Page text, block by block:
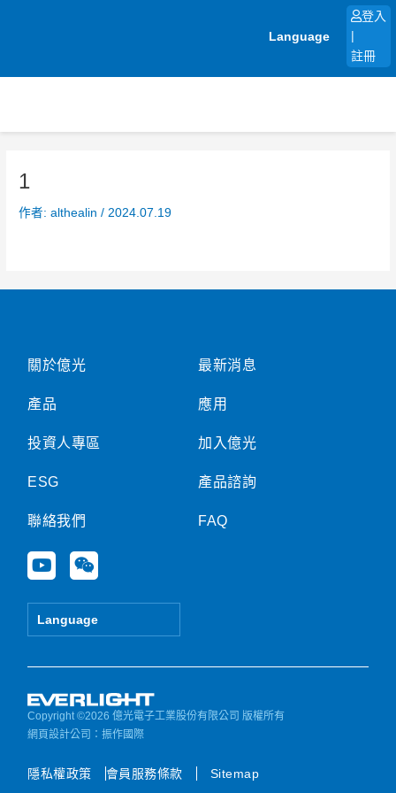
Language
登入
註冊
1
作者:althealin/ 2024.07.19
關於億光
產品
投資人專區
ESG
聯絡我們
Y
o
u
e
W
e
i
Language
最新消息
應用
加入億光
產品諮詢
FAQ
Copyright ©2026 億光電子工業股份有限公司 版權所有
網頁設計公司 ：振作國際
隱私權政策 會員服務條款 Sitemap